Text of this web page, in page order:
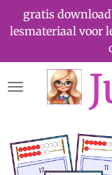
direct
de
hoofdinhoud
gratis
lesmateriaal voor